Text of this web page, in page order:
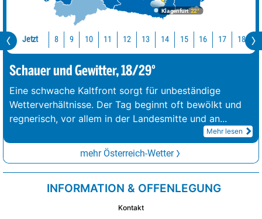
Klagenfurt 22°
Jetzt 8 9 10 11 12 13 14 15 16 17 18
Schauer und Gewitter, 18/29°
Eine schwache Kaltfront sorgt für unbeständige
Wetterverhältnisse. Der Tag beginnt oft bewölkt und
regnerisch, vor allem in der Landesmitte und an...
Mehr lesen
mehr Österreich-Wetter
INFORMATION & OFFENLEGUNG
Kontakt